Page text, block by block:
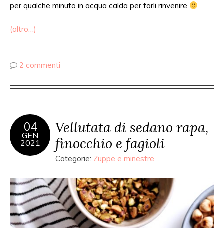
per qualche minuto in acqua calda per farli rinvenire
(altro…)
2 commenti
04
GEN
2021
Vellutata di sedano rapa,
finocchio e fagioli
Categorie: Zuppe e minestre